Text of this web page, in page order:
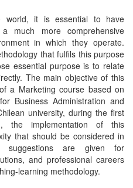
world, it is essential to have
much more comprehensive
in which they operate.
that fulfils this purpose
essential purpose is to relate
The main objective of this
a Marketing course based on
Business Administration and
university, during the first
the implementation of this
that should be considered in
suggestions are given for
and professional careers
learning methodology.